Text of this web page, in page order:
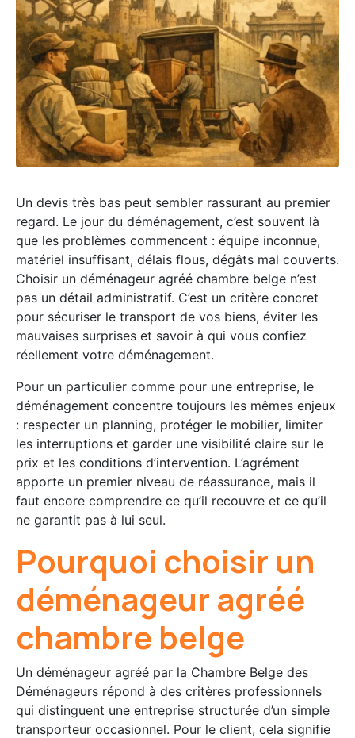
Un devis très bas peut sembler rassurant au premier
regard. Le jour du déménagement, c’est souvent là
que les problèmes commencent : équipe inconnue,
matériel insuffisant, délais flous, dégâts mal couverts.
Choisir un déménageur agréé chambre belge n’est
pas un détail administratif. C’est un critère concret
pour sécuriser le transport de vos biens, éviter les
mauvaises surprises et savoir à qui vous confiez
réellement votre déménagement.
Pour un particulier comme pour une entreprise, le
déménagement concentre toujours les mêmes enjeux
: respecter un planning, protéger le mobilier, limiter
les interruptions et garder une visibilité claire sur le
prix et les conditions d’intervention. L’agrément
apporte un premier niveau de réassurance, mais il
faut encore comprendre ce qu’il recouvre et ce qu’il
ne garantit pas à lui seul.
Pourquoi choisir un
déménageur agréé
chambre belge
Un déménageur agréé par la Chambre Belge des
Déménageurs répond à des critères professionnels
qui distinguent une entreprise structurée d’un simple
transporteur occasionnel. Pour le client, cela signifie